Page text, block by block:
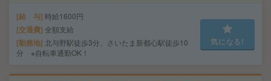
給 与 時給1600円
交通費 全額支給
勤務地 北与野駅徒歩3分、さいたま新都心駅徒歩10
分 ※自転車通勤OK！
気になる!